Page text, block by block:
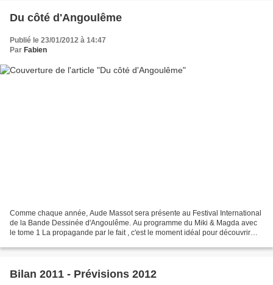
Du côté d'Angoulême
Publié le 23/01/2012 à 14:47
Par Fabien
Comme chaque année, Aude Massot sera présente au Festival International
de la Bande Dessinée d'Angoulême. Au programme du Miki & Magda avec
le tome 1 La propagande par le fait , c'est le moment idéal pour découvrir
Bilan 2011 - Prévisions 2012